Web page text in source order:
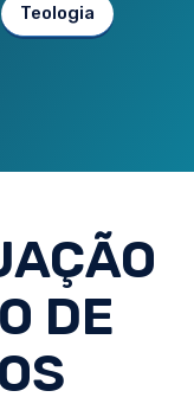
Teologia
DE